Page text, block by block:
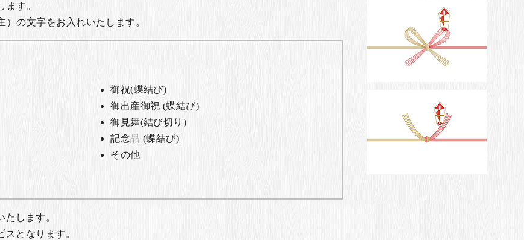
す。
の文字をお入れいたします。
御祝(蝶結び)
御出産御祝 (蝶結び)
御見舞(結び切り)
記念品 (蝶結び)
その他
します。
となります。